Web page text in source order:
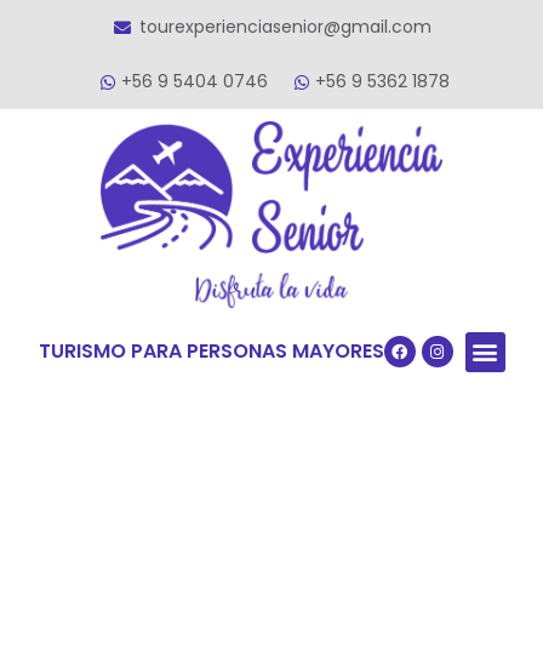
tourexperienciasenior@gmail.com
+56 9 5404 0746 +56 9 5362 1878
TURISMO PARA PERSONAS MAYORES